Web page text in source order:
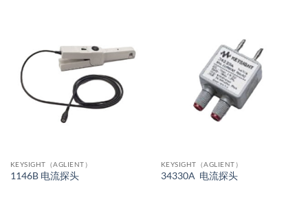
KEYSIGHT（AGLIENT）
1146B 电流探头
KEYSIGHT（AGLIENT）
34330A 电流探头